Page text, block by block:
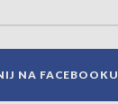
NA FACEBOOKU